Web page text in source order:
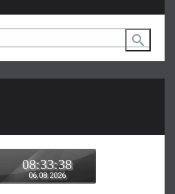
08:33:38
06.08.2026